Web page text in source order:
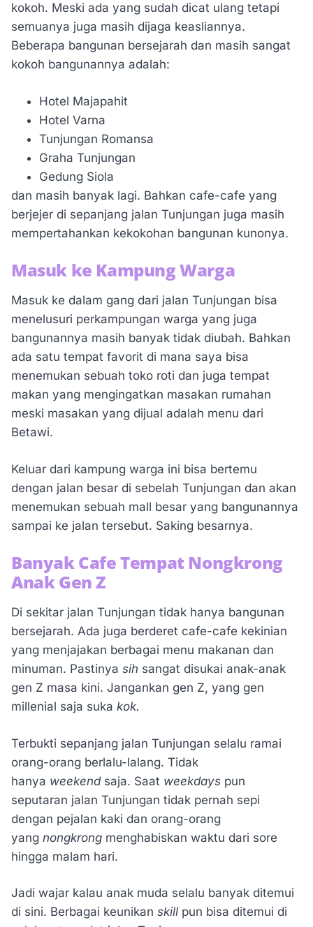
kokoh. Meski ada yang sudah dicat ulang tetapi
semuanya juga masih dijaga keasliannya.
Beberapa bangunan bersejarah dan masih sangat
kokoh bangunannya adalah:
Hotel Majapahit
Hotel Varna
Tunjungan Romansa
Graha Tunjungan
Gedung Siola
dan masih banyak lagi. Bahkan cafe-cafe yang
berjejer di sepanjang jalan Tunjungan juga masih
mempertahankan kekokohan bangunan kunonya.
Masuk ke Kampung Warga
Masuk ke dalam gang dari jalan Tunjungan bisa
menelusuri perkampungan warga yang juga
bangunannya masih banyak tidak diubah. Bahkan
ada satu tempat favorit di mana saya bisa
menemukan sebuah toko roti dan juga tempat
makan yang mengingatkan masakan rumahan
meski masakan yang dijual adalah menu dari
Betawi.
Keluar dari kampung warga ini bisa bertemu
dengan jalan besar di sebelah Tunjungan dan akan
menemukan sebuah mall besar yang bangunannya
sampai ke jalan tersebut. Saking besarnya.
Banyak Cafe Tempat Nongkrong
Anak Gen Z
Di sekitar jalan Tunjungan tidak hanya bangunan
bersejarah. Ada juga berderet cafe-cafe kekinian
yang menjajakan berbagai menu makanan dan
minuman. Pastinya sih sangat disukai anak-anak
gen Z masa kini. Jangankan gen Z, yang gen
millenial saja suka kok.
Terbukti sepanjang jalan Tunjungan selalu ramai
orang-orang berlalu-lalang. Tidak
hanya weekend saja. Saat weekdays pun
seputaran jalan Tunjungan tidak pernah sepi
dengan pejalan kaki dan orang-orang
yang nongkrong menghabiskan waktu dari sore
hingga malam hari.
Jadi wajar kalau anak muda selalu banyak ditemui
di sini. Berbagai keunikan skill pun bisa ditemui di